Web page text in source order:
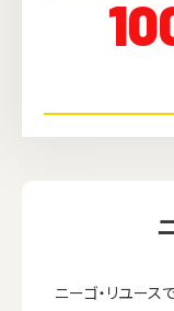
ニーゴ・リユー